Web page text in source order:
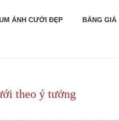
ẢNH CƯỚI ĐẸP BẢNG GIÁ
theo ý tưởng